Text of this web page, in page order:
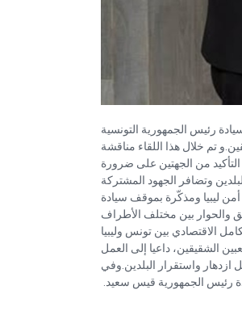
رئيس الجمهورية التونسية
تم خلال هذا اللقاء مناقشة
من الجهتين على ضرورة
وتضافر الجهود المشتركة
ليبيا ومذكّرة بموقف سيادة
والحوار بين مختلف الأطراف
الاقتصادي بين تونس وليبيا
الشقيقين، داعيا إلى العمل
ازدهار واستقرار البلدين.وفي
رئيس الجمهورية قيس سعيد.